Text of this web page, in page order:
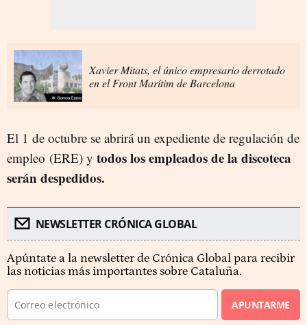
Xavier Mitats, el único empresario derrotado
en el Front Marítim de Barcelona
El 1 de octubre se abrirá un expediente de regulación de
empleo (ERE) y todos los empleados de la discoteca
serán despedidos.
NEWSLETTER CRÓNICA GLOBAL
Apúntate a la newsletter de Crónica Global para recibir
las noticias más importantes sobre Cataluña.
APUNTARME